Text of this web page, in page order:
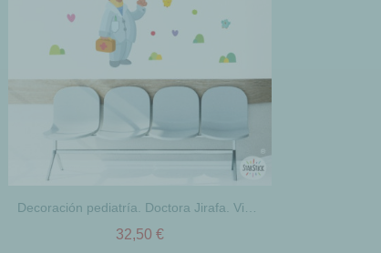
Decoración pediatría. Doctora Jirafa. Vinilos decorativos para centros sanitarios
32,50 €